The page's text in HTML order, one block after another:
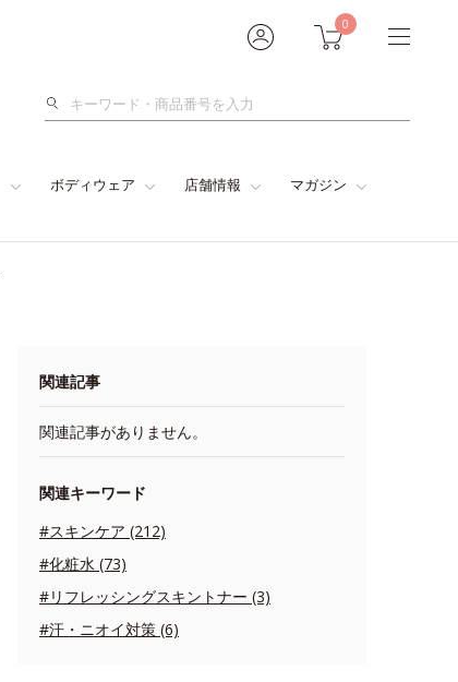
0
検
ボディウェア 店舗情報 マガジン
関連記事
関連記事がありません。
関連キーワード
#スキンケア (212)
#化粧水 (73)
#リフレッシングスキントナー (3)
#汗・ニオイ対策 (6)